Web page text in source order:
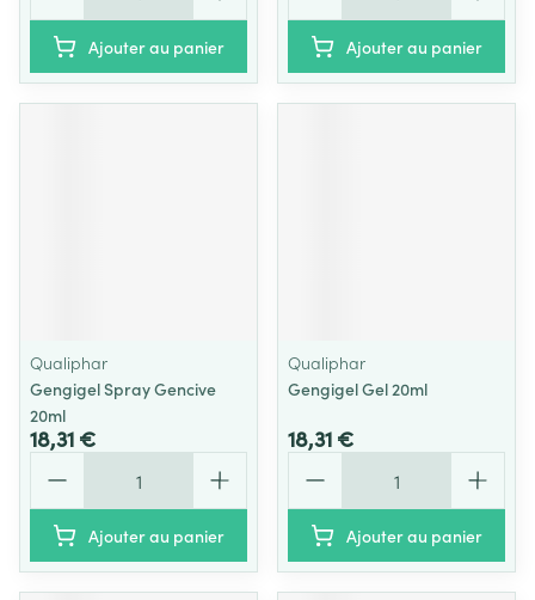
Ajouter au panier Ajouter au panier
Qualiphar
Gengigel Spray Gencive
20ml
18,31 €
Ajouter au panier
Qualiphar
Gengigel Gel 20ml
18,31 €
Ajouter au panier